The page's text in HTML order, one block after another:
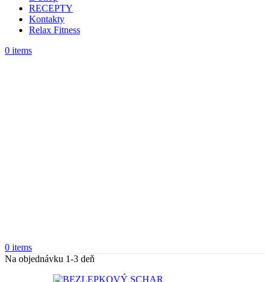
RECEPTY
Kontakty
Relax Fitness
0 items
0 items
Na objednávku 1-3 deň